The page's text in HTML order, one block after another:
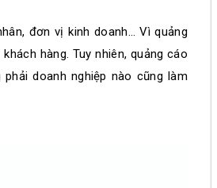
đơn vị kinh doanh… Vì quảng
hàng. Tuy nhiên, quảng cáo
doanh nghiệp nào cũng làm